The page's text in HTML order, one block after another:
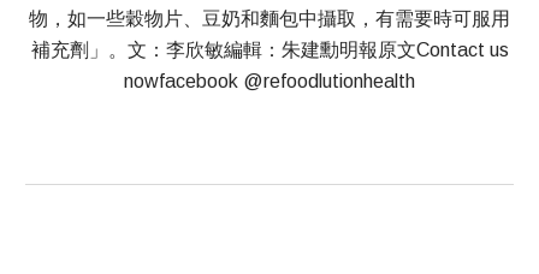
物，如一些穀物片、豆奶和麵包中攝取，有需要時可服用
補充劑」。文：李欣敏編輯：朱建勳明報原文Contact us
nowfacebook @refoodlutionhealth